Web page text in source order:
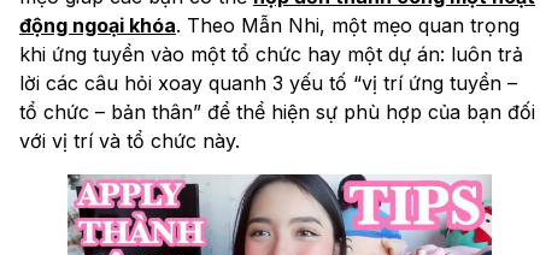
động ngoại khóa. Theo Mẫn Nhi, một mẹo quan trọng
khi ứng tuyển vào một tổ chức hay một dự án: luôn trả
lời các câu hỏi xoay quanh 3 yếu tố “vị trí ứng tuyển –
tổ chức – bản thân” để thể hiện sự phù hợp của bạn đối
với vị trí và tổ chức này.